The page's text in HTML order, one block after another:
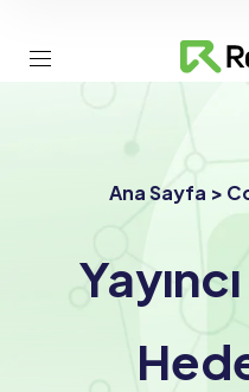
Ana Sayfa >